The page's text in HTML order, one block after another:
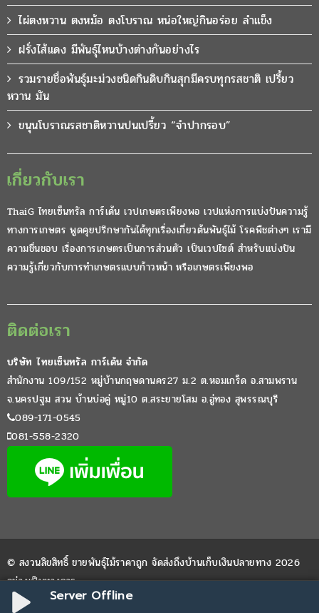
ไผ่ตงหวาน ตงหม้อ ตงโบราณ หน่อใหญ่กินอร่อย ลำแข็ง
ฝรั่งไส้แดง มีพันธุ์ไหนบ้างต่างกันอย่างไร
รวมรายชื่อพันธุ์มะม่วงชนิดกินดิบกินสุกมีครบทุกรสชาติ เปรี้ยว
หวาน มัน
ขนุนโบราณรสชาติหวานปนเปรี้ยว “จำปากรอบ”
เกี่ยวกับเรา
ThaiG ไทยเซ็นทรัล การ์เด้น เวปเกษตรเพียงพอ เวปแห่งการแบ่งปันความรู้
ทางการเกษตร พูดคุยปรึกษากันได้ทุกเรื่องเกี่ยวต้นพันธุ์ไม้ โรคพืชต่างๆ เรามี
ความชื่นชอบ เรื่องการเกษตรเป็นการส่วนตัว เป็นเวปไซต์ สำหรับแบ่งปัน
ความรู้เกี่ยวกับการทำเกษตรแบบก้าวหน้า หรือเกษตรเพียงพอ
ติดต่อเรา
บริษัท ไทยเซ็นทรัล การ์เด้น จำกัด
สำนักงาน 109/152 หมู่บ้านกฤษดานคร27 ม.2 ต.หอมเกร็ด อ.สามพราน
จ.นครปฐม สวน บ้านบ่อคู่ หมู่10 ต.สระยายโสม อ.อู่ทอง สุพรรณบุรี
089-171-0545
081-558-2320
© สงวนลิขสิทธิ์ ขายพันธุ์ไม้ราคาถูก จัดส่งถึงบ้านเก็บเงินปลายทาง 2026
อย่างเป็นทางการ
Website by
Server Offline